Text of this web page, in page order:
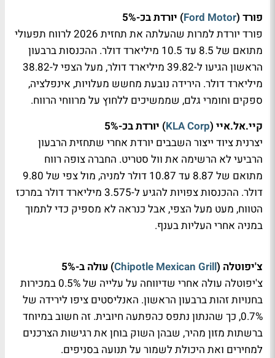
פורד (Ford Motor) יורדת בכ-5%
פורד יורדת למרות שהעלתה את תחזית 2026 לרווח תפעולי
מתואם של 8.5 עד 10.5 מיליארד דולר. ההכנסות ברבעון
הראשון הגיעו ל-39.82 מיליארד דולר, מעל הצפי ל-38.82
מיליארד דולר. הירידה נובעת מחשש מעלויות, אינפלציה,
ספקים וחומרי גלם, שממשיכים ללחוץ על מרווחי הרווח.
קיי.אל.איי (KLA Corp) יורדת בכ-5%
יצרנית ציוד ייצור השבבים יורדת אחרי שתחזית הרבעון
הרביעי לא הרשימה את וול סטריט. החברה צופה רווח
מתואם של 8.87 עד 10.87 דולר למניה, מול צפי של 9.80
דולר. ההכנסות צפויות להגיע ל-3.575 מיליארד דולר במרכז
הטווח, מעט מעל הצפי, אבל כנראה לא מספיק כדי לתמוך
במניה אחרי העליות בענף.
צ'יפוטלה (Chipotle Mexican Grill) עולה ב-5%
צ'יפוטלה עולה אחרי שדיווחה על עלייה של 0.5% במכירות
בחנויות זהות ברבעון הראשון. האנליסטים ציפו לירידה של
0.7%, כך שהנתון נתפס כהפתעה חיובית. זה חשוב במיוחד
ברשתות מזון מהיר, שבהן השוק בוחן את רגישות הצרכנים
למחירים ואת היכולת לשמור על תנועה בסניפים.